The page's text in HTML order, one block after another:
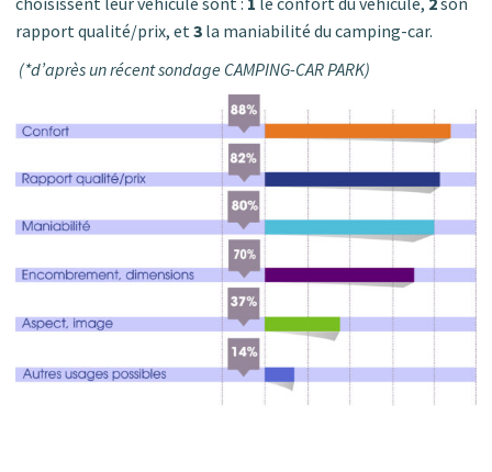
rapport qualité/prix, et3 la maniabilité du camping-car.
(*d’après un récent sondage CAMPING-CAR PARK)